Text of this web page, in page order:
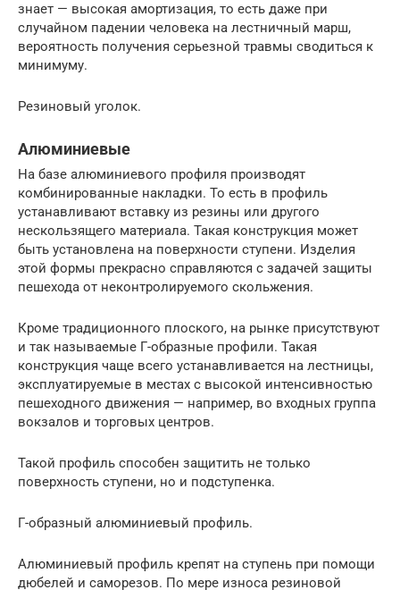
знает — высокая амортизация, то есть даже при
случайном падении человека на лестничный марш,
вероятность получения серьезной травмы сводиться к
минимуму.
Резиновый уголок.
Алюминиевые
На базе алюминиевого профиля производят
комбинированные накладки. То есть в профиль
устанавливают вставку из резины или другого
нескользящего материала. Такая конструкция может
быть установлена на поверхности ступени. Изделия
этой формы прекрасно справляются с задачей защиты
пешехода от неконтролируемого скольжения.
Кроме традиционного плоского, на рынке присутствуют
и так называемые Г-образные профили. Такая
конструкция чаще всего устанавливается на лестницы,
эксплуатируемые в местах с высокой интенсивностью
пешеходного движения — например, во входных группа
вокзалов и торговых центров.
Такой профиль способен защитить не только
поверхность ступени, но и подступенка.
Г-образный алюминиевый профиль.
Алюминиевый профиль крепят на ступень при помощи
дюбелей и саморезов. По мере износа резиновой